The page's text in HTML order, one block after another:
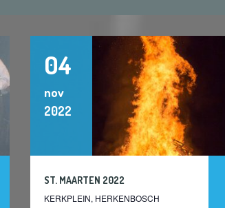
04
nov
2022
ST. MAARTEN 2022
KERKPLEIN, HERKENBOSCH